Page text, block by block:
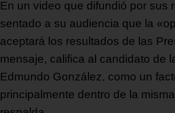
En un video que difundió por sus
sentado a su audiencia que la
aceptará los resultados de las
mensaje, califica al candidato de
Edmundo González, como un
principalmente dentro de la